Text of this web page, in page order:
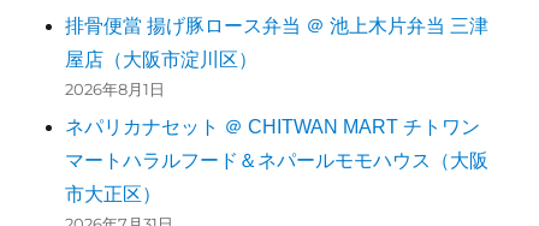
排骨便當 揚げ豚ロース弁当 ＠ 池上木片弁当 三津
屋店（大阪市淀川区）
2026年8月1日
ネパリカナセット ＠ CHITWAN MART チトワン
マートハラルフード＆ネパールモモハウス（大阪
市大正区）